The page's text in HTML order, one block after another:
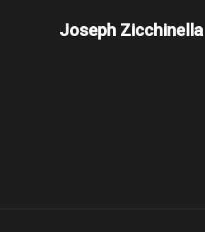
Joseph Zicchinella